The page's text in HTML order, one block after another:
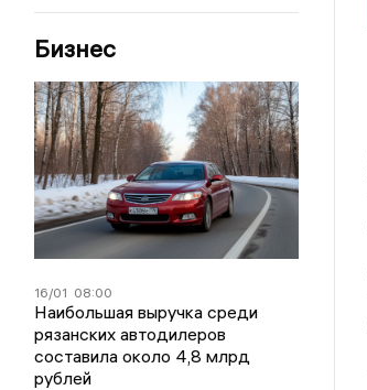
Бизнес
16/01 08:00
Наибольшая выручка среди
рязанских автодилеров
составила около 4,8 млрд
рублей